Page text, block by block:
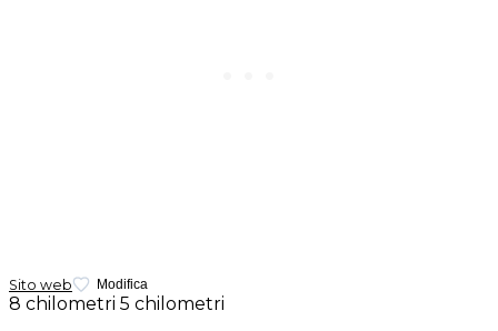
Sito web Modifica
8 chilometri 5 chilometri